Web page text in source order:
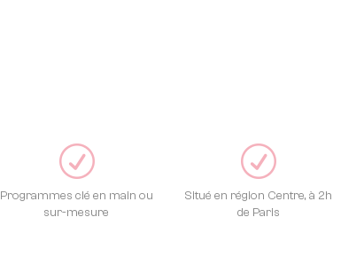
R
Programmes clé en main ou
sur-mesure
R
Situé en région Centre, à 2h
de Paris